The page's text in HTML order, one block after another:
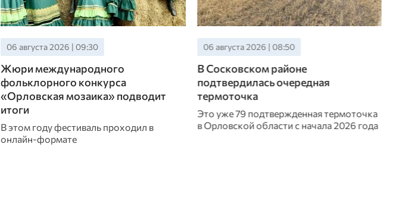
06 августа 2026 | 09:30
Жюри международного
фольклорного конкурса
«Орловская мозаика» подводит
итоги
В этом году фестиваль проходил в
онлайн-формате
06 августа 2026 | 08:50
В Сосковском районе
подтвердилась очередная
термоточка
Это уже 79 подтвержденная термоточка
в Орловской области с начала 2026 года